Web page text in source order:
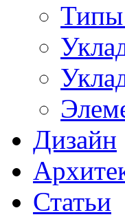
Типы
Дизайн
Статьи